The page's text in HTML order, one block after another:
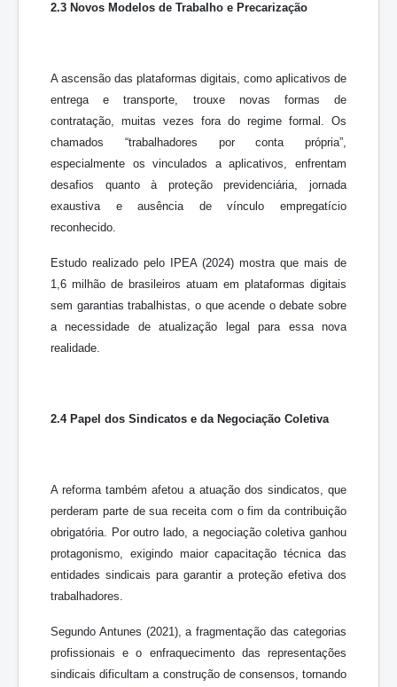
2.3 Novos Modelos de Trabalho e Precarização
A ascensão das plataformas digitais, como aplicativos de
entrega e transporte, trouxe novas formas de
contratação, muitas vezes fora do regime formal. Os
chamados “trabalhadores por conta própria”,
especialmente os vinculados a aplicativos, enfrentam
desafios quanto à proteção previdenciária, jornada
exaustiva e ausência de vínculo empregatício
reconhecido.
Estudo realizado pelo IPEA (2024) mostra que mais de
1,6 milhão de brasileiros atuam em plataformas digitais
sem garantias trabalhistas, o que acende o debate sobre
a necessidade de atualização legal para essa nova
realidade.
2.4 Papel dos Sindicatos e da Negociação Coletiva
A reforma também afetou a atuação dos sindicatos, que
perderam parte de sua receita com o fim da contribuição
obrigatória. Por outro lado, a negociação coletiva ganhou
protagonismo, exigindo maior capacitação técnica das
entidades sindicais para garantir a proteção efetiva dos
trabalhadores.
Segundo Antunes (2021), a fragmentação das categorias
profissionais e o enfraquecimento das representações
sindicais dificultam a construção de consensos, tornando